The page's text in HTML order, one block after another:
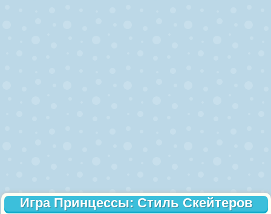
Игра Принцессы: Стиль Скейтеров